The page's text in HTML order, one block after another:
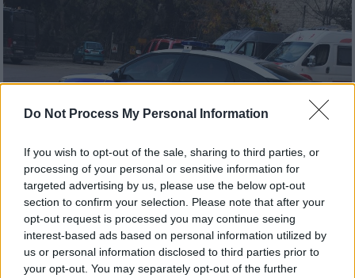
Do Not Process My Personal Information
If you wish to opt-out of the sale, sharing to third parties, or
processing of your personal or sensitive information for
targeted advertising by us, please use the below opt-out
section to confirm your selection. Please note that after your
opt-out request is processed you may continue seeing
interest-based ads based on personal information utilized by
us or personal information disclosed to third parties prior to
your opt-out. You may separately opt-out of the further
Περιπολικό (Βασίλης Παπαδόπουλος/Eurokinissi)
Προσθέστε το ΕΘΝΟΣ στη Google